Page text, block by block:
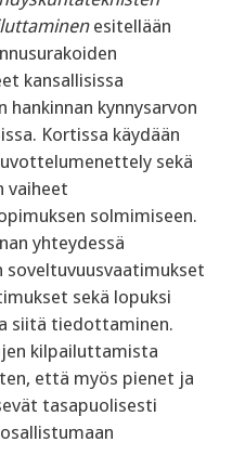
esitellään
kansallisissa
hankinnan kynnysarvon
Kortissa käydään
sekä
vaiheet
solmimiseen.
yhteydessä
sekä lopuksi
siitä tiedottaminen.
kilpailuttamista
että myös pienet ja
tasapuolisesti